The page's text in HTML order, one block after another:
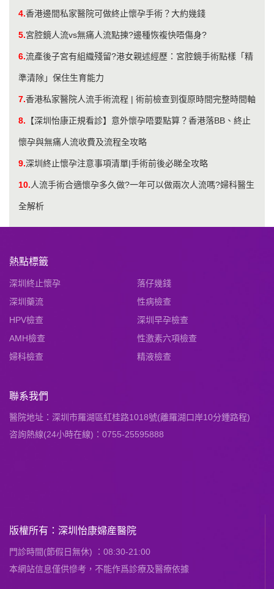
4.香港邊間私家醫院可做終止懷孕手術？大約幾錢
5.宮腔鏡人流vs無痛人流點揀?邊種恢複快唔傷身?
6.流產後子宮有組織殘留?港女親述經歷：宮腔鏡手術點樣「精
準清除」保住生育能力
7.香港私家醫院人流手術流程 | 術前檢查到復原時間完整時間軸
8. 【深圳怡康正規看診】意外懷孕唔要點算？香港落BB、終止
懷孕與無痛人流收費及流程全攻略
9.深圳終止懷孕注意事項清單|手術前後必睇全攻略
10.人流手術合適懷孕多久做?一年可以做兩次人流嗎?婦科醫生
全解析
熱點標籤
深圳終止懷孕
落仔幾錢
深圳藥流
性病檢查
HPV檢查
深圳早孕檢查
AMH檢查
性激素六項檢查
婦科檢查
精液檢查
聯系我們
醫院地址：深圳市羅湖區紅桂路1018號(離羅湖口岸10分鍾路程)
咨詢熱線(24小時在線)：0755-25595888
版權所有：深圳怡康婦産醫院
門診時間(節假日無休) ：08:30-21:00
本網站信息僅供慘考，不能作爲診療及醫療依據